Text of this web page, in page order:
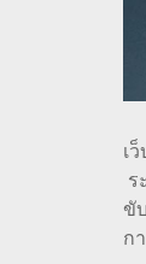
เ
ร
ขั
ก